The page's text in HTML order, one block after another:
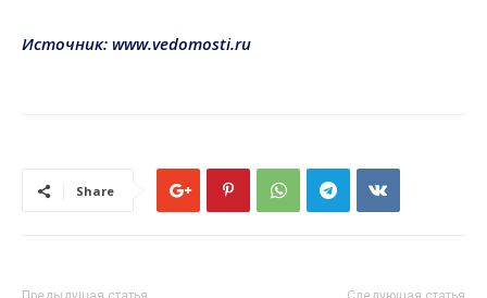
Источник: www.vedomosti.ru
Share